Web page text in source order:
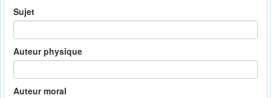
Sujet
Auteur physique
Auteur moral